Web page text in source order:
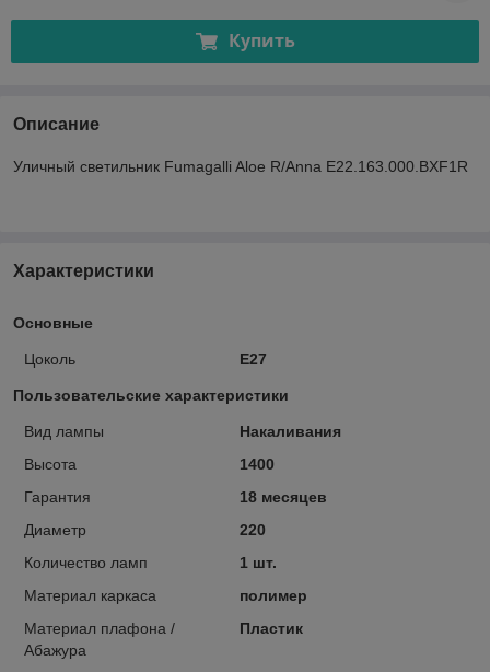
Купить
Описание
Уличный светильник Fumagalli Aloe R/Anna E22.163.000.BXF1R
Характеристики
Основные
Цоколь E27
Пользовательские характеристики
Вид лампы
Накаливания
Высота
1400
Гарантия
18 месяцев
Диаметр
220
Количество ламп
1 шт.
Материал каркаса
полимер
Материал плафона /
Абажура
Пластик